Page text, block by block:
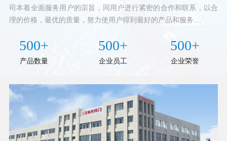
司本着全面服务用户的宗旨，同用户进行紧密的合作和联系，以合
理的价格，最优的质量，努力使用户得到最好的产品和服务....
500+
产品数量
500+
企业员工
500+
企业荣誉